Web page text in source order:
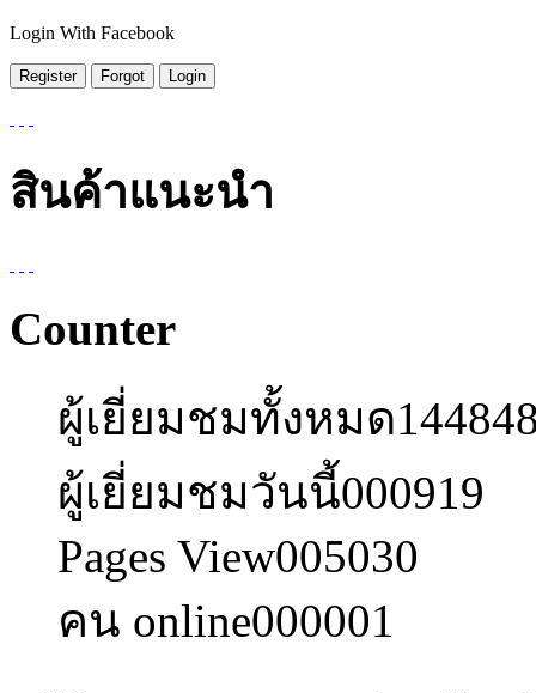
Login With Facebook
สินค้าแนะนำ
Counter
ผู้เยี่ยมชมทั้งหมด
ผู้เยี่ยมชมวันนี้000919
Pages View005030
คน online000001